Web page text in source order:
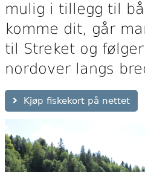
mulig i tillegg til
komme dit, går
til Streket og
nordover langs
Kjøp fiskekort på nettet